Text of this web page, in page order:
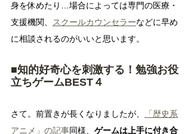
身を休めたり…場合によっては専門の医療・
支援機関、
スクールカウンセラーなどに早め
に相談されるのがいいと思います。
■知的好奇心を刺激する！勉強お役
立ちゲームBEST４
さて。前置きが長くなりましたが、
「歴史系
アニメ」の記事同様、 ゲームは上手に付き合